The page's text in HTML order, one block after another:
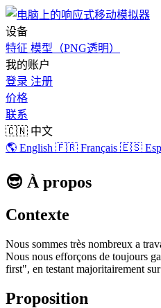
设备
特征 模型（PNG透明）
我的账户
登录 注册
价格
联系
🇨🇳 中文
🌎 English 🇫🇷 Français 🇪🇸
😎 À propos
Contexte
Nous sommes très nombreux a
Nous nous efforçons de toujours
first", en testant majoritairement
Proposition